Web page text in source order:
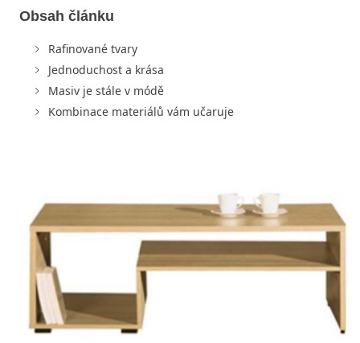
Obsah článku
Rafinované tvary
Jednoduchost a krása
Masiv je stále v módě
Kombinace materiálů vám učaruje